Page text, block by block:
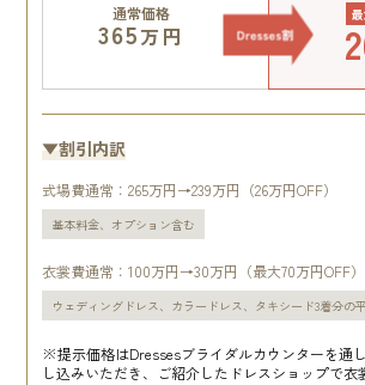
通常価格
365万円
▼割引内訳
式場費通常：265万円→239万円（26万円OFF）
基本料金、オプション含む
衣裳費通常：100万円→30万円（最大70万円OFF）
ウェディングドレス、カラードレス、タキシード3着分の
※提示価格はDressesブライダルカウンターを通
し込みいただき、ご紹介したドレスショップで衣